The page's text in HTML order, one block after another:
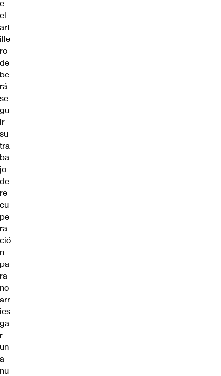
e
el
art
ille
ro
de
be
rá
se
gu
ir
su
tra
ba
jo
de
re
cu
pe
ra
ció
n
pa
ra
no
arr
ies
ga
r
un
a
nu